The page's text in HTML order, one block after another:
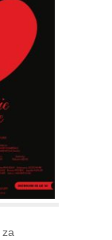
za